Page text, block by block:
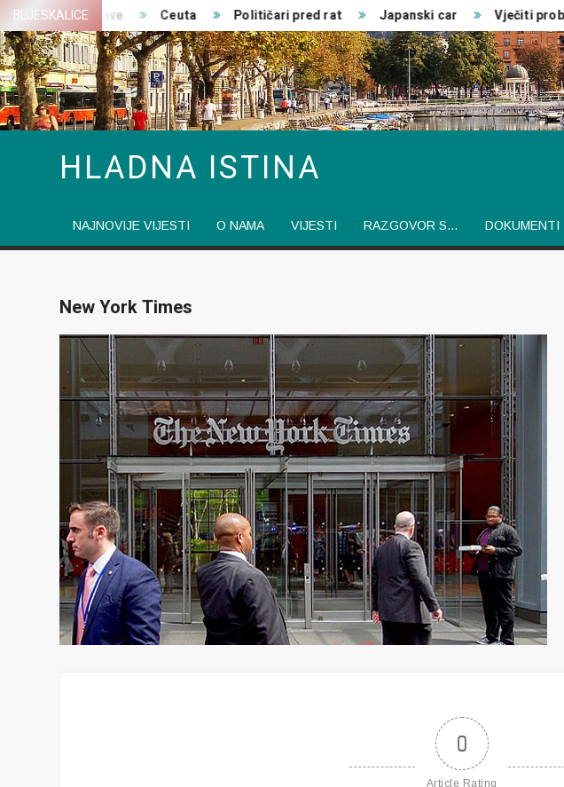
Skip
to
content
BLJESKALICE
izjave Ceuta Političari pred rat Japanski car Vječiti
HLADNA ISTINA
NAJNOVIJE VIJESTI O NAMA VIJESTI RAZGOVOR S… DOKUMENTI
New York Times
0
Article Rating